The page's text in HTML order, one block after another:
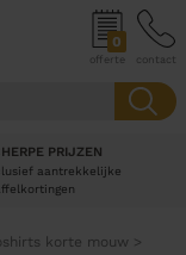
0
offerte contact
PRIJZEN
aantrekkelijke
korte mouw >